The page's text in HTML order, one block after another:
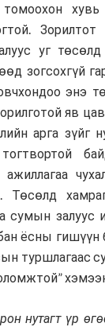
томоохон
уг төсөлд
зогсохгүй
энэ
яв
арга зүйг
Төсөлд
сумын залуус
ёсны
туршлагаас
нутагт үр